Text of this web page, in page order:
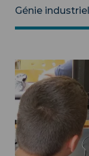
Génie